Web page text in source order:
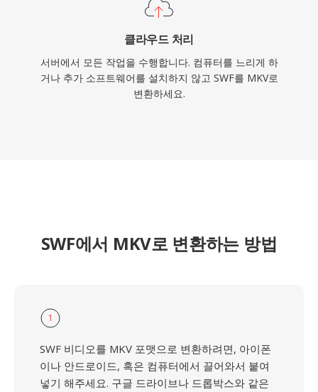
클라우드 처리
서버에서 모든 작업을 수행합니다. 컴퓨터를 느리게 하
거나 추가 소프트웨어를 설치하지 않고 SWF를 MKV로
변환하세요.
SWF에서 MKV로 변환하는 방법
1
SWF 비디오를 MKV 포맷으로 변환하려면, 아이폰
이나 안드로이드, 혹은 컴퓨터에서 끌어와서 붙여
넣기 해주세요. 구글 드라이브나 드롭박스와 같은